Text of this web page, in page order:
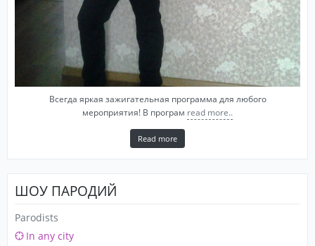
Всегда яркая зажигательная программа для любого
мероприятия! В програм read more..
Read more
ШОУ ПАРОДИЙ
Parodists
In any city